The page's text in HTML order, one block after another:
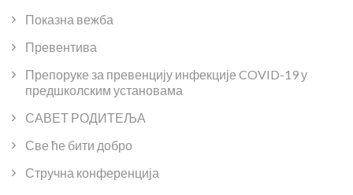
Показна вежба
Превентива
Препоруке за превенцију инфекције COVID-19 у
предшколским установама
САВЕТ РОДИТЕЉА
Све ће бити добро
Стручна конференција